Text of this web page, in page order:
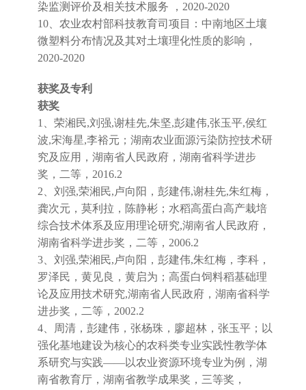
染监测评价及相关技术服务 ，2020-2020
10、农业农村部科技教育司项目：中南地区土壤
微塑料分布情况及其对土壤理化性质的影响，
2020-2020
获奖及专利
获奖
1、荣湘民,刘强,谢桂先,朱坚,彭建伟,张玉平,侯红
波,宋海星,李裕元；湖南农业面源污染防控技术研
究及应用，湖南省人民政府，湖南省科学进步
奖，二等，2016.2
2、刘强,荣湘民,卢向阳，彭建伟,谢桂先,朱红梅，
龚次元，莫利拉，陈静彬；水稻高蛋白高产栽培
综合技术体系及应用理论研究,湖南省人民政府，
湖南省科学进步奖，二等，2006.2
3、刘强,荣湘民,卢向阳，彭建伟,朱红梅，李科，
罗泽民，黄见良，黄启为；高蛋白饲料稻基础理
论及应用技术研究,湖南省人民政府，湖南省科学
进步奖，二等，2002.2
4、周清，彭建伟，张杨珠，廖超林，张玉平；以
强化基地建设为核心的农科类专业实践性教学体
系研究与实践——以农业资源环境专业为例，湖
南省教育厅，湖南省教学成果奖，三等奖，